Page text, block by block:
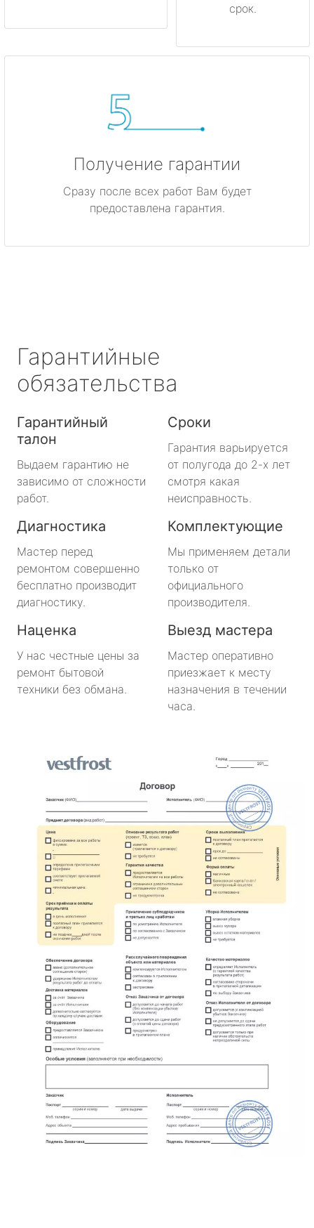
срок.
Получение гарантии
Сразу после всех работ Вам будет
предоставлена гарантия.
Гарантийные
обязательства
Гарантийный
талон
Выдаем гарантию не
зависимо от сложности
работ.
Сроки
Гарантия варьируется
от полугода до 2-х лет
смотря какая
неисправность.
Диагностика
Мастер перед
ремонтом совершенно
бесплатно производит
диагностику.
Комплектующие
Мы применяем детали
только от
официального
производителя.
Наценка
У нас честные цены за
ремонт бытовой
техники без обмана.
Выезд мастера
Мастер оперативно
приезжает к месту
назначения в течении
часа.